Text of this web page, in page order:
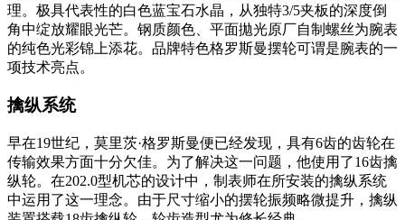
理。极具代表性的白色蓝宝石水晶，从独特3/5夹板的深度倒
角中绽放耀眼光芒。钢质颜色、平面拋光原厂自制螺丝为腕表
的纯色光彩锦上添花。品牌特色格罗斯曼摆轮可谓是腕表的一
项技术亮点。
擒纵系统
早在19世纪，莫里茨·格罗斯曼便已经发现，具有6齿的齿轮在
传输效果方面十分欠佳。为了解决这一问题，他使用了16齿擒
纵轮。在202.0型机芯的设计中，制表师在所安装的擒纵系统
中运用了这一理念。由于尺寸缩小的摆轮振频略微提升，擒纵